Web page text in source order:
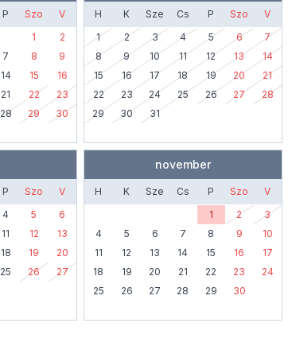
P Szo
V
1
2
7 8
9
14 15
16
21 22
23
28 29 30
H K Sze Cs P Szo
V
1
2 3 4 5 6
7
8
9 10 11 12 13
14
15
16 17 18 19 20
21
22
23 24 25 26 27
28
29
30 31
P Szo
V
4 5
6
11 12
13
18 19
20
25 26
27
november
H K Sze Cs P Szo
V
1
2
3
4
5 6 7 8 9
10
11
12 13 14 15 16
17
18
19 20 21 22 23
24
25
26 27 28 29 30